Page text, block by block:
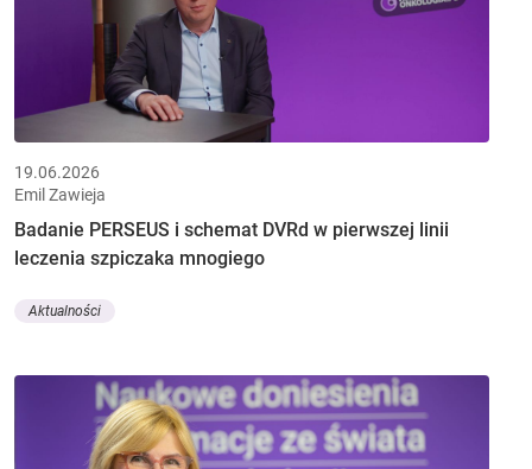
19.06.2026
Emil Zawieja
Badanie PERSEUS i schemat DVRd w pierwszej linii
leczenia szpiczaka mnogiego
Aktualności